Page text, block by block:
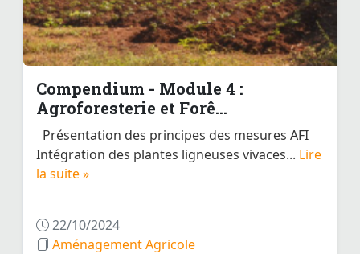
Compendium - Module 4 :
Agroforesterie et Forê...
Intégration des plantes ligneuses vivaces... Lire
la suite »
22/10/2024
Aménagement Agricole